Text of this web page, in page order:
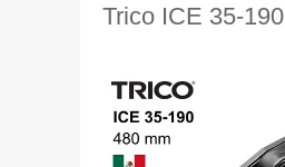
Trico ICE 35-190